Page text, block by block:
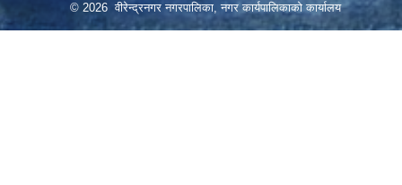
© 2026 वीरेन्द्रनगर नगरपालिका, नगर कार्यपालिकाको कार्यालय